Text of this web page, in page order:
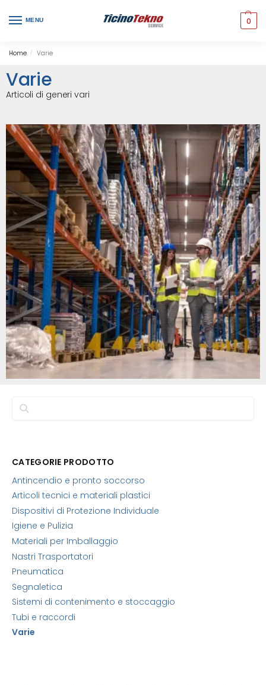
MENU 0
Home / Varie
Varie
Articoli di generi vari
CATEGORIE PRODOTTO
Antincendio e pronto soccorso
Articoli tecnici e materiali plastici
Dispositivi di Protezione Individuale
Igiene e Pulizia
Materiali per Imballaggio
Nastri Trasportatori
Pneumatica
Segnaletica
Sistemi di contenimento e stoccaggio
Tubi e raccordi
Varie